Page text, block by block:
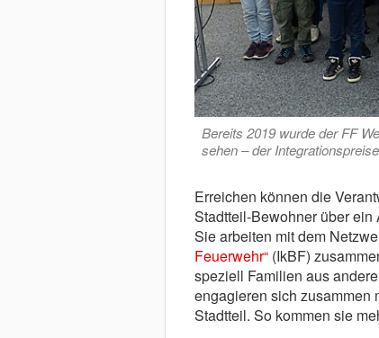
Bereits 2019 wurde der FF
sehen – der
Erreichen können die
Stadtteil-Bewohner über
Sie arbeiten mit dem
Feuerwehr“(IkBF)
speziell Familien aus
engagieren sich zusammen
Stadtteil. So kommen sie